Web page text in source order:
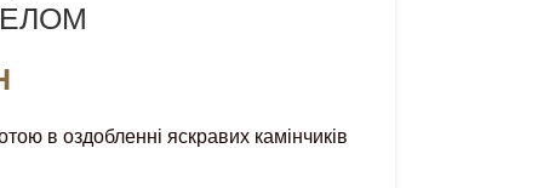
в оздобленні яскравих камінчиків